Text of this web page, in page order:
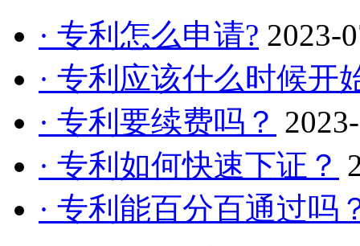
· 专利怎么申请? 2023-
· 专利应该什么时候开
· 专利要续费吗？
· 专利如何快速下证？
· 专利能百分百通过吗